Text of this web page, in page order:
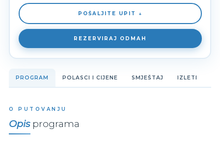
POŠALJITE UPIT ↓
REZERVIRAJ ODMAH
PROGRAM POLASCI I CIJENE SMJEŠTAJ IZLETI
O PUTOVANJU
Opisprograma